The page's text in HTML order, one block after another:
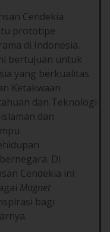
Cendekia
prototipe
di Indonesia.
bertujuan untuk
yang berkualitas
Ketakwaan
dan Teknologi
dan
Di
Cendekia ini
Magnet
bagi